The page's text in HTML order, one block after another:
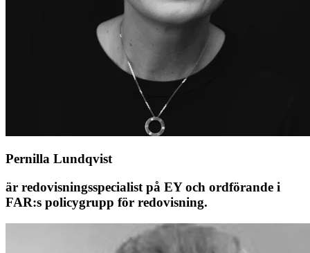
Pernilla Lundqvist
är redovisningsspecialist på EY och ordförande i
FAR:s policygrupp för redovisning.